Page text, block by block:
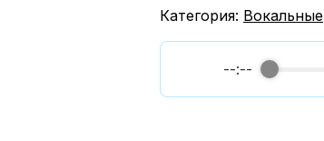
Категория: Вокальные
--:--